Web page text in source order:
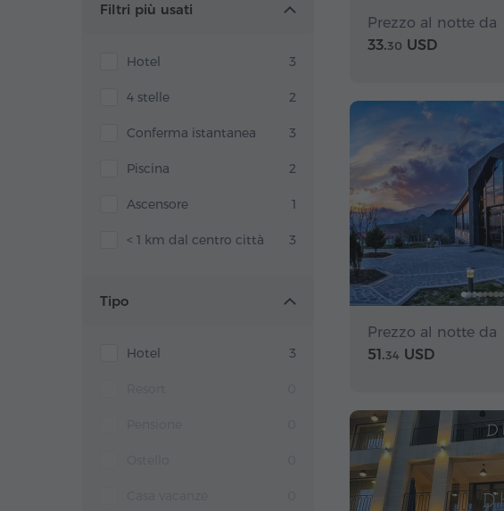
Filtri più usati
Hotel 3
4 stelle 2
Conferma istantanea 3
Piscina 2
Ascensore 1
< 1 km dal centro città 3
Tipo
Hotel 3
Prezzo al notte da
33.30 USD
Prezzo al notte da
51.34 USD